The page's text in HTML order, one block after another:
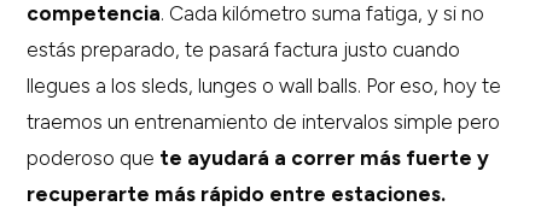
competencia. Cada kilómetro suma fatiga, y si no
estás preparado, te pasará factura justo cuando
llegues a los sleds, lunges o wall balls. Por eso, hoy te
traemos un entrenamiento de intervalos simple pero
poderoso que te ayudará a correr más fuerte y
recuperarte más rápido entre estaciones.